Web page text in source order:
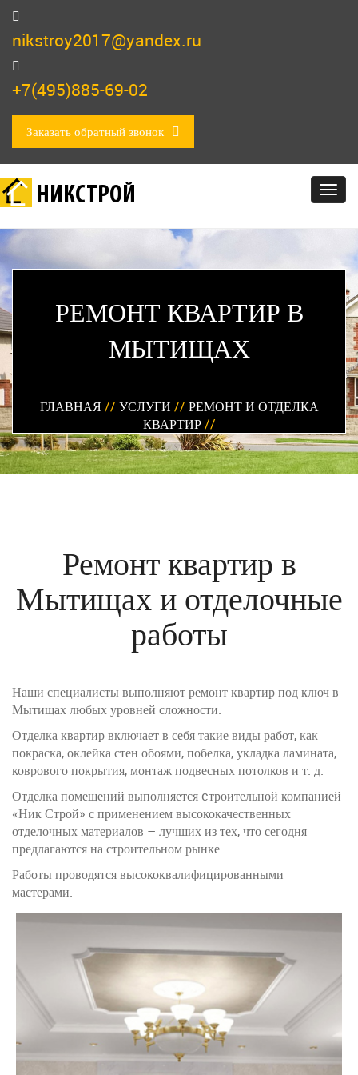
nikstroy2017@yandex.ru
+7(495)885-69-02
Заказать обратный звонок
НИКСТРОЙ
РЕМОНТ КВАРТИР В
МЫТИЩАХ
ГЛАВНАЯ // УСЛУГИ // РЕМОНТ И ОТДЕЛКА
КВАРТИР //
Ремонт квартир в
Мытищах и отделочные
работы
Наши специалисты выполняют ремонт квартир под ключ в
Мытищах любых уровней сложности.
Отделка квартир включает в себя такие виды работ, как
покраска, оклейка стен обоями, побелка, укладка ламината,
коврового покрытия, монтаж подвесных потолков и т. д.
Отделка помещений выполняется cтроительной компанией
«Ник Строй» с применением высококачественных
отделочных материалов – лучших из тех, что сегодня
предлагаются на строительном рынке.
Работы проводятся высококвалифицированными
мастерами.